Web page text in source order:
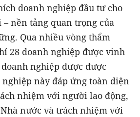
doanh nghiệp đầu tư cho
nền tảng quan trọng của
Qua nhiều vòng thẩm
28 doanh nghiệp được vinh
nghiệp được được
nghiệp này đáp ứng toàn diện
nhiệm với người lao động,
nước và trách nhiệm với